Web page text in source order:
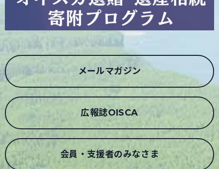
メールマガジン
広報誌OISCA
会員・支援者のみなさま